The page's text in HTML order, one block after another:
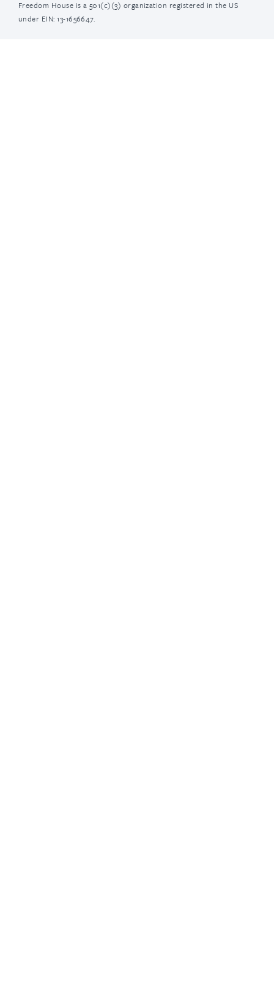
Freedom House is a 501(c)(3) organization registered in the US
under EIN: 13-1656647.